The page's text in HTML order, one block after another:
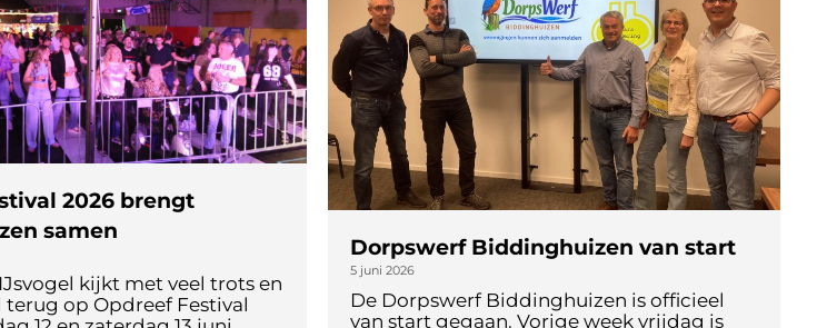
2026 brengt
samen
kijkt met veel trots en
op Opdreef Festival
Dorpswerf Biddinghuizen van start
5 juni 2026
De Dorpswerf Biddinghuizen is officieel
van start gegaan. Vorige week vrijdag is